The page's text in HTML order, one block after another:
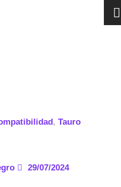
I
n
,Tauro
29/07/2024